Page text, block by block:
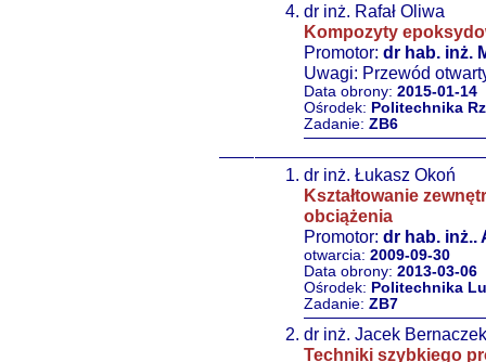
dr inż. Rafał Oliwa
Kompozyty
Promotor: dr hab. inż.
Uwagi: Przewód
Data obrony: 2015-01-14
Ośrodek: Politechnika
Zadanie: ZB6
dr inż. Łukasz Okoń
Kształtowanie
obciążenia
Promotor: dr hab. inż..
otwarcia: 2009-09-30
Data obrony: 2013-03-06
Ośrodek: Politechnika
Zadanie: ZB7
dr inż. Jacek Bernaczek
Techniki szybkiego